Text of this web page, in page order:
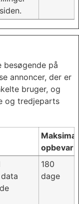
på
annoncer, der er
bruger, og
og tredjeparts
Maksimal
180
dage